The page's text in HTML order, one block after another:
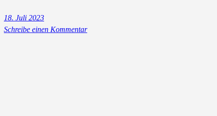
18. Juli 2023
Schreibe einen Kommentar